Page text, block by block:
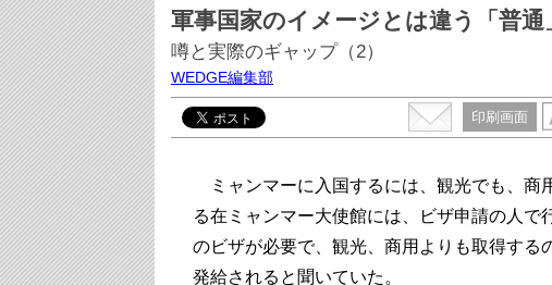
軍事国家のイメージとは違う「普通
噂と実際のギャップ（2）
WEDGE編集部
印刷画面
ミャンマーに入国するには、観光でも、商
る在ミャンマー大使館には、ビザ申請の人で
のビザが必要で、観光、商用よりも取得す
発給されると聞いていた。